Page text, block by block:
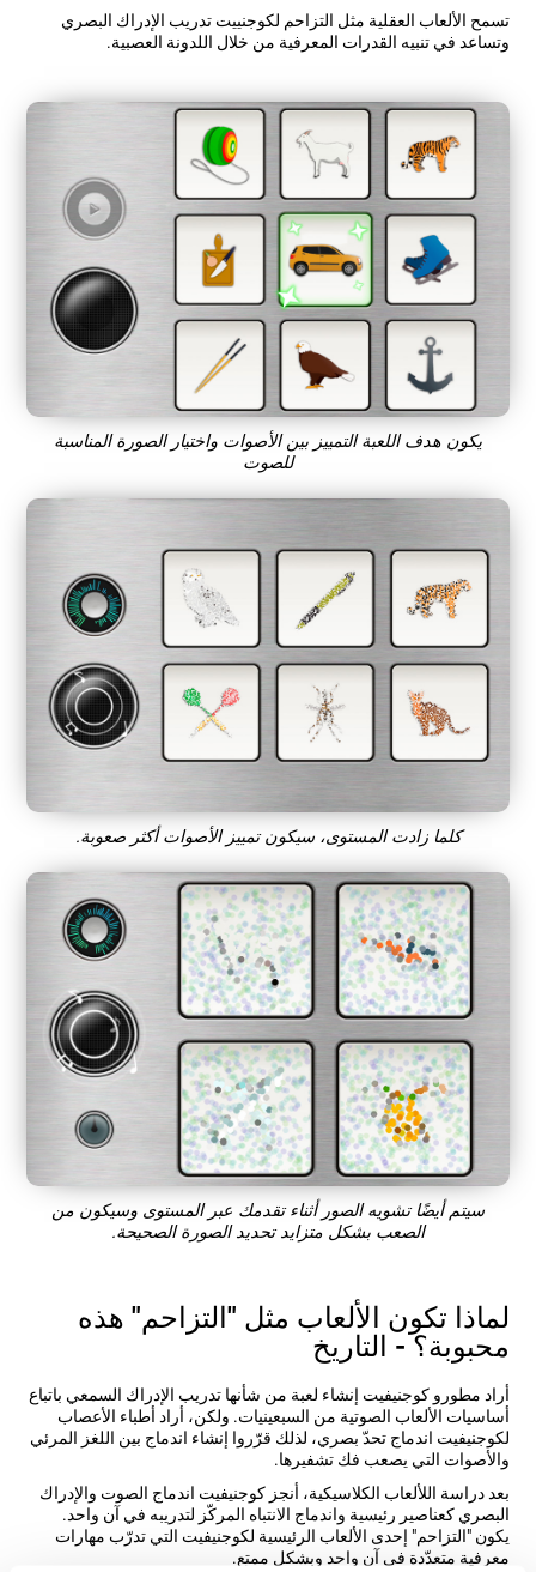
تسمح الألعاب العقلية مثل التزاحم لكوجنييت تدريب الإدراك البصري
وتساعد في تنبيه القدرات المعرفية من خلال اللدونة العصبية.
يكون هدف اللعبة التمييز بين الأصوات واختيار الصورة المناسبة
للصوت
كلما زادت المستوى، سيكون تمييز الأصوات أكثر صعوبة.
سيتم أيضًا تشويه الصور أثناء تقدمك عبر المستوى وسيكون من
الصعب بشكل متزايد تحديد الصورة الصحيحة.
لماذا تكون الألعاب مثل "التزاحم" هذه
محبوبة؟ - التاريخ
أراد مطورو كوجنيفيت إنشاء لعبة من شأنها تدريب الإدراك السمعي باتباع
أساسيات الألعاب الصوتية من السبعينيات. ولكن، أراد أطباء الأعصاب
لكوجنيفيت اندماج تحدّ بصري، لذلك قرّروا إنشاء اندماج بين اللغز المرئي
والأصوات التي يصعب فك تشفيرها.
بعد دراسة اللألعاب الكلاسيكية، أنجز كوجنيفيت اندماج الصوت والإدراك
البصري كعناصير رئيسية واندماج الانتباه المركّز لتدريبه في آن واحد.
يكون "التزاحم" إحدى الألعاب الرئيسية لكوجنيفيت التي تدرّب مهارات
معرفية متعدّدة في آن واحد وبشكل ممتع.